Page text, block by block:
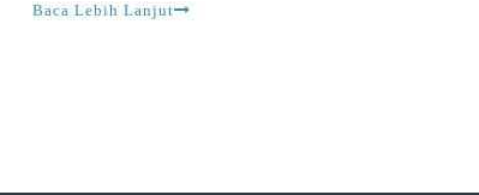
apa yang perlu dicari adalah salah satu daripada WA
Baca Lebih Lanjut